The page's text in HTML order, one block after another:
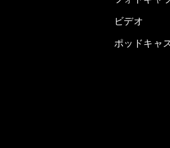
ビデオ
ポッドキャ